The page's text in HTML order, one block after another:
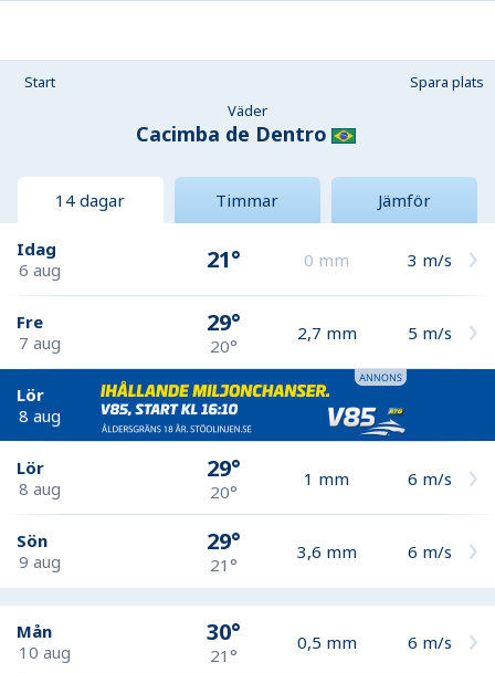
Start
Spara plats
Väder
Cacimba de Dentro
14 dagar Timmar Jämför
Idag
6 aug
21° 0 mm 3 m/s
Fre
7 aug
29°
20°
2,7 mm 5 m/s
Lör
8 aug
Lör
8 aug
29°
20°
1 mm 6 m/s
Sön
9 aug
29°
21°
3,6 mm 6 m/s
Mån
10 aug
30°
21°
0,5 mm 6 m/s